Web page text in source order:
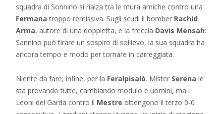
squadra di Sonnino si rialza tra le mura amiche contro una
Fermana troppo remissiva. Sugli scudi il bomber Rachid
Arma, autore di una doppietta, e la freccia Davis Mensah:
Sannino può tirare un sospiro di sollievo, la sua squadra ha
ancora tempo e modo per tornare in carreggiata.
Niente da fare, infine, per la Feralpisalò. Mister Serena le
sta provando tutte, cambiando modulo e uomini, ma i
Leoni del Garda contro il Mestre ottengono il terzo 0-0